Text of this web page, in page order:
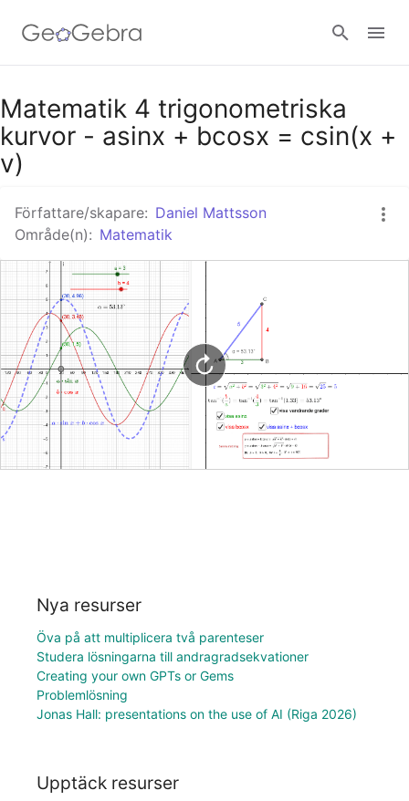
Google Classroom - Interaktiva lektioner
Matematik 4 trigonometriska
kurvor - asinx + bcosx = csin(x +
v)
Författare/skapare: Daniel Mattsson
Område(n): Matematik
Nya resurser
Öva på att multiplicera två parenteser
Studera lösningarna till andragradsekvationer
Creating your own GPTs or Gems
Problemlösning
Jonas Hall: presentations on the use of AI (Riga 2026)
Upptäck resurser